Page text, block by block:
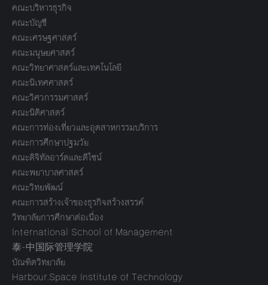
คณะบริหารธุรกิจ
คณะบัญชี
คณะเศรษฐศาสตร์
คณะมนุษยศาสตร์
คณะวิทยาศาสตร์และเทคโนโลยี
คณะนิเทศศาสตร์
คณะวิศวกรรมศาสตร์
คณะนิติศาสตร์
คณะการท่องเที่ยวและอุตสาหกรรมบริการ
คณะการศึกษาปฐมวัย
คณะดิจิทัลอาร์ตและดีไซน์
คณะพยาบาลศาสตร์
คณะวิทยพัฒน์
คณะการสร้างเจ้าของธุรกิจสร้างสรรค์
วิทยาลัยการศึกษาต่อเนื่อง
International School of Management
泰-中国际管理学院
บัณฑิตวิทยาลัย
Harbour.Space Institute of Technology